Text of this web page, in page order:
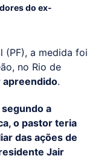
do ex-
(PF), a medida foi
no Rio de
apreendido.
segundo a
o pastor teria
das ações de
Jair